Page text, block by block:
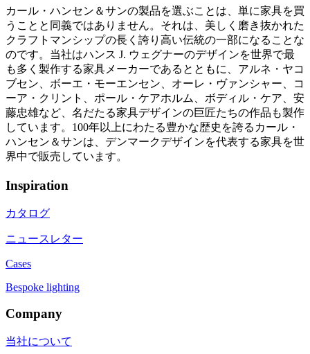
カール・ハンセン＆サンの製品を選ぶことは、単に家具を買
うことと同義ではありません。それは、美しく磨き抜かれた
クラフトマンシップの長く誇り高い伝統の一部になることな
のです。当社はハンス J. ウェグナーのデザインを世界で最
も多く製作する家具メーカーであるとともに、アルネ・ヤコ
ブセン、ボーエ・モーエンセン、オーレ・ヴァンシャー、コ
ーア・クリント、ポール・ケアホルム、ボディル・ケア、安
藤忠雄など、名だたる家具デザインの巨匠たちの作品も製作
しています。100年以上にわたる豊かな歴史を誇るカール・
ハンセン＆サンは、デンマークデザインを代表する家具を世
界中で販売しています。
Inspiration
カタログ
ニュースレター
Cases
Bespoke lighting
Company
当社について